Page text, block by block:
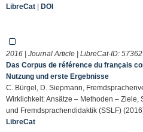
LibreCat | DOI
2016 | Journal Article | LibreCat-ID: 57362
Das Corpus de référence du français
Nutzung und erste Ergebnisse
C. Bürgel, D. Siepmann,
Wirklichkeit: Ansätze – Methoden –
und Fremdsprachendidaktik (SSLF)
LibreCat